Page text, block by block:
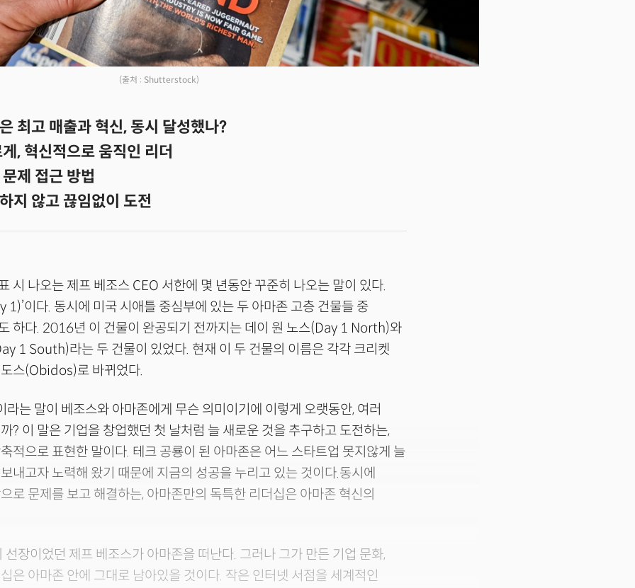
(출처 : Shutterstock)
최고 매출과 혁신, 동시 달성했나?
, 혁신적으로 움직인 리더
제 접근 방법
지 않고 끊임없이 도전
시 나오는 제프 베조스 CEO 서한에 몇 년동안 꾸준히 나오는 말이 있다.
1)’이다. 동시에 미국 시애틀 중심부에 있는 두 아마존 고층 건물들 중
하다. 2016년 이 건물이 완공되기 전까지는 데이 원 노스(Day 1 North)와
1 South)라는 두 건물이 있었다. 현재 이 두 건물의 이름은 각각 크리켓
스(Obidos)로 바뀌었다.
라는 말이 베조스와 아마존에게 무슨 의미이기에 이렇게 오랫동안, 여러
? 이 말은 기업을 창업했던 첫 날처럼 늘 새로운 것을 추구하고 도전하는,
적으로 표현한 말이다. 테크 공룡이 된 아마존은 어느 스타트업 못지않게 늘
내고자 노력해 왔기 때문에 지금의 성공을 누리고 있는 것이다.동시에
로 문제를 보고 해결하는, 아마존만의 독특한 리더십은 아마존 혁신의
선장이었던 제프 베조스가 아마존을 떠난다. 그러나 그가 만든 기업 문화,
은 아마존 안에 그대로 남아있을 것이다. 작은 인터넷 서점을 세계적인